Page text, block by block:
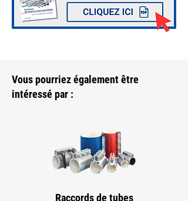
Vous pourriez également être
intéressé par :
Raccords de tubes